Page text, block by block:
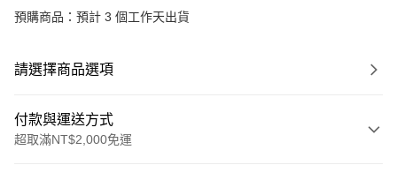
預購商品：預計 3 個工作天出貨
請選擇商品選項
付款與運送方式
超取滿NT$2,000免運